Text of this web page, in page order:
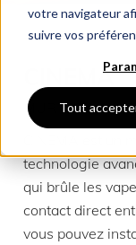
votre navigateur
suivre vos
Tout
CINEMA
MUR MÉDIA
technologie
qui brûle les
contact direct
vous pouvez